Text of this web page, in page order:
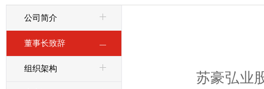
公司简介
董事长致辞
组织架构
苏豪弘业